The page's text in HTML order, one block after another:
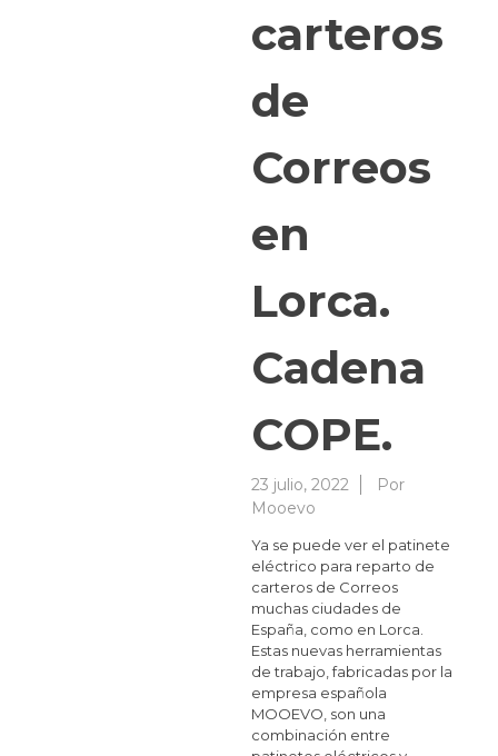
carteros
de
Correos
en
Lorca.
Cadena
COPE.
23 julio, 2022
Por
Mooevo
Ya se puede ver el patinete
eléctrico para reparto de
carteros de Correos
muchas ciudades de
España, como en Lorca.
Estas nuevas herramientas
de trabajo, fabricadas por la
empresa española
MOOEVO, son una
combinación entre